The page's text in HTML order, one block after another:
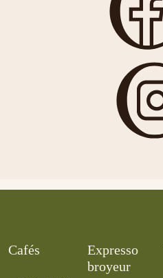
Inde Malabar
Cafés
Expresso
broyeur